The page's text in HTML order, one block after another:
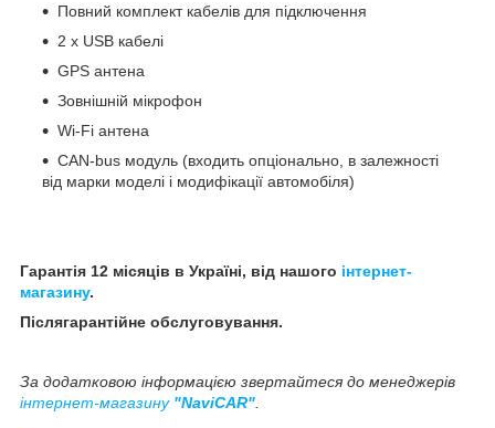
Повний комплект кабелів для підключення
2 x USB кабелі
GPS антена
Зовнішній мікрофон
Wi-Fi антена
CAN-bus модуль (входить опціонально, в залежності
від марки моделі і модифікації автомобіля)
Гарантія 12 місяців в Україні, від нашого інтернет-
магазину.
Післягарантійне обслуговування.
За додатковою інформацією звертайтеся до менеджерів
інтернет-магазину "NaviCAR"